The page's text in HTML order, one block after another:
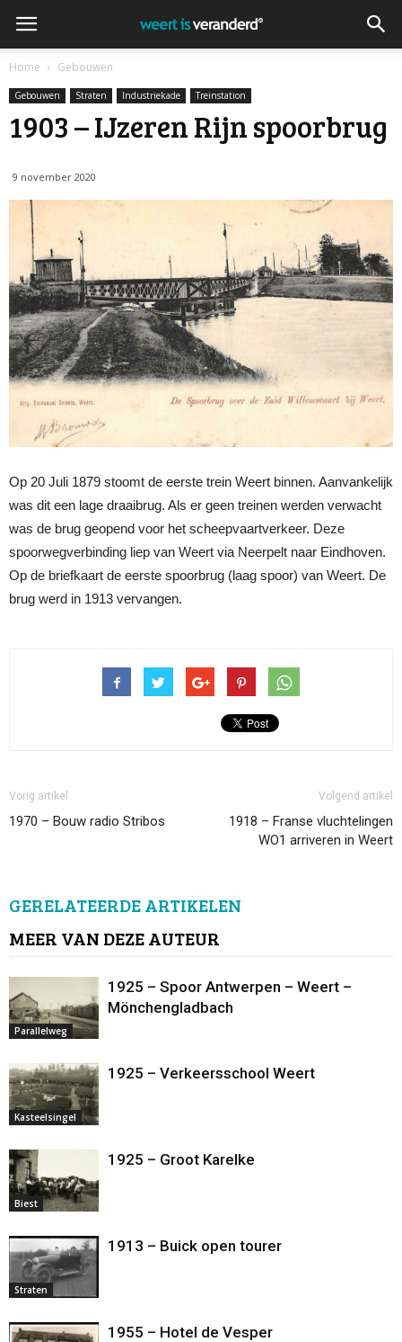
Home Gebouwen
Gebouwen Straten Industriekade Treinstation
1903 – IJzeren Rijn spoorbrug
9 november 2020
Op 20 Juli 1879 stoomt de eerste trein Weert binnen. Aanvankelijk
was dit een lage draaibrug. Als er geen treinen werden verwacht
was de brug geopend voor het scheepvaartverkeer. Deze
spoorwegverbinding liep van Weert via Neerpelt naar Eindhoven.
Op de briefkaart de eerste spoorbrug (laag spoor) van Weert. De
brug werd in 1913 vervangen.
Vorig artikel
1970 – Bouw radio Stribos
Volgend artikel
1918 – Franse vluchtelingen
WO1 arriveren in Weert
GERELATEERDE ARTIKELEN
MEER VAN DEZE AUTEUR
Parallelweg
1925 – Spoor Antwerpen – Weert –
Mönchengladbach
Kasteelsingel
1925 – Verkeersschool Weert
Biest
1925 – Groot Karelke
Straten
1913 – Buick open tourer
1955 – Hotel de Vesper